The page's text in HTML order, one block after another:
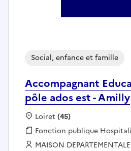
Accompagnant
pôle ados est - Amilly
Social, enfance et famille
Localisation :
Loiret(45)
Fonction publique :
Fonction publique
Employeur :
MAISON